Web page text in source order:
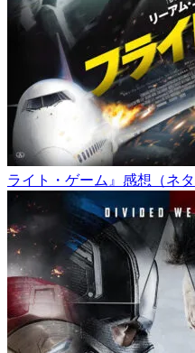
ライト・ゲーム』感想（ネ